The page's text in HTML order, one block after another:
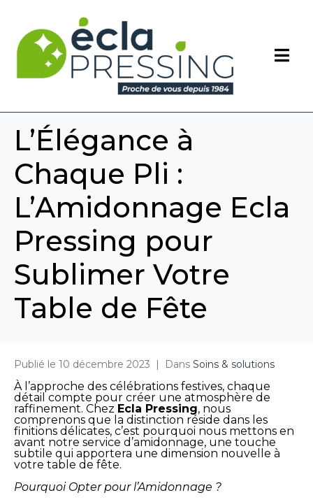
L’Élégance à
Chaque Pli :
L’Amidonnage Ecla
Pressing pour
Sublimer Votre
Table de Fête
Publié le 10 décembre 2023 Dans Soins & solutions
À l’approche des célébrations festives, chaque
détail compte pour créer une atmosphère de
raffinement. Chez Ecla Pressing, nous
comprenons que la distinction réside dans les
finitions délicates, c’est pourquoi nous mettons en
avant notre service d’amidonnage, une touche
subtile qui apportera une dimension nouvelle à
votre table de fête.
Pourquoi Opter pour l’Amidonnage ?